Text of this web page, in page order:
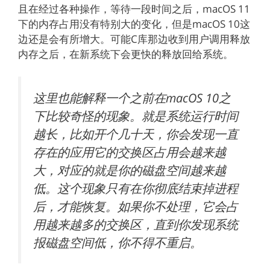
且在经过各种操作，等待一段时间之后，macOS 11
下的内存占用没有特别大的变化，但是macOS 10这
边还是会有所增大。可能C库那边收到用户调用释放
内存之后，在新系统下会更快的释放回给系统。
这里也能解释一个之前在macOS 10之
下比较奇怪的现象。就是系统运行时间
越长，比如开个几十天，你会发现一直
存在的应用它的交换区占用会越来越
大，对应的就是你的磁盘空间越来越
低。这个现象只有在你彻底结束掉进程
后，才能恢复。如果你不处理，它会占
用越来越多的交换区，直到你发现系统
报磁盘空间低，你不得不重启。